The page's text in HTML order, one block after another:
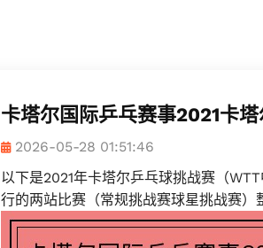
卡塔尔国际乒乓赛事2021卡
2026-05-28 01:51:46
以下是2021年卡塔尔乒乓球挑战赛（
行的两站比赛（常规挑战赛球星挑战赛）